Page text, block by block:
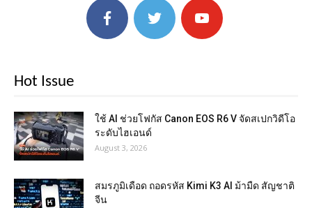
Hot Issue
ใช้ AI ช่วยโฟกัส Canon EOS R6 V จัดสเปกวิดีโอ
ระดับไฮเอนด์
August 3, 2026
สมรภูมิเดือด ถอดรหัส Kimi K3 AI ม้ามืด สัญชาติ
จีน